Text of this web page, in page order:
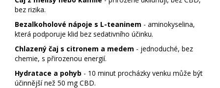
bez rizika.
Bezalkoholové nápoje s L-teaninem - aminokyselina,
která podporuje klid bez sedativního účinku.
Chlazený čaj s citronem a medem - jednoduché, bez
chemie, s přirozenou energií.
Hydratace a pohyb - 10 minut procházky venku může být
účinnější než 50 mg CBD.